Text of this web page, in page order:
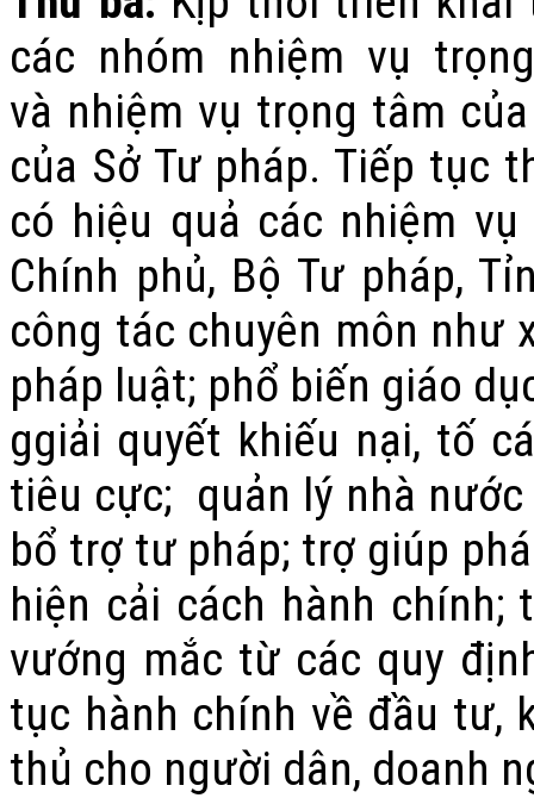
các nhóm nhiệm vụ
và nhiệm vụ trọng tâm
của Sở Tư pháp. Tiếp tục
có hiệu quả các nhiệm
Chính phủ, Bộ Tư pháp,
công tác chuyên môn như
pháp luật; phổ biến giáo
ggiải quyết khiếu nại, tố
tiêu cực; quản lý nhà
bổ trợ tư pháp; trợ giúp
hiện cải cách hành chính;
vướng mắc từ các quy
tục hành chính về đầu tư,
thủ cho người dân, doanh